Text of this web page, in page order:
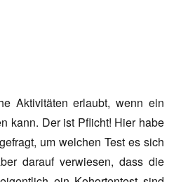
Aktivitäten erlaubt, wenn ein
kann. Der ist Pflicht! Hier habe
um welchen Test es sich
darauf verwiesen, dass die